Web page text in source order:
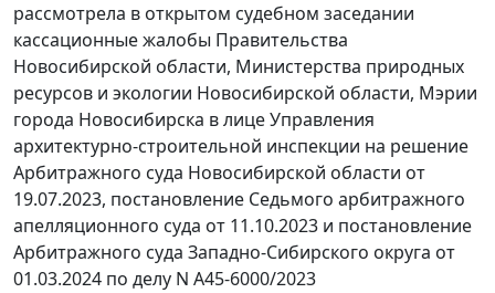
рассмотрела в открытом судебном заседании
кассационные жалобы Правительства
Новосибирской области, Министерства природных
ресурсов и экологии Новосибирской области, Мэрии
города Новосибирска в лице Управления
архитектурно-строительной инспекции на решение
Арбитражного суда Новосибирской области от
19.07.2023, постановление Седьмого арбитражного
апелляционного суда от 11.10.2023 и постановление
Арбитражного суда Западно-Сибирского округа от
01.03.2024 по делу N А45-6000/2023